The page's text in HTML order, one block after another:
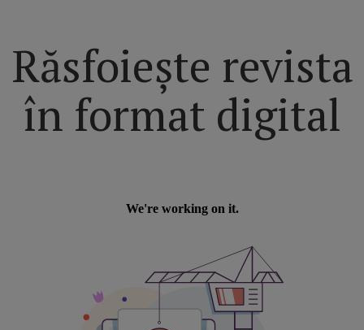
Răsfoiește revista
în format digital